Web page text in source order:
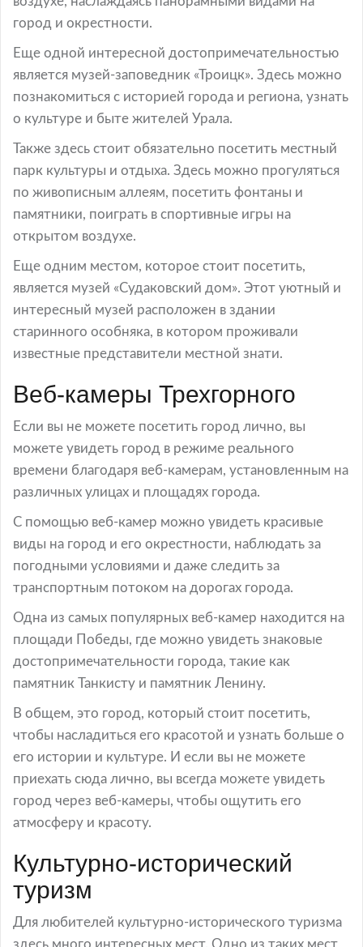
город и окрестности.
Еще одной интересной достопримечательностью
является музей-заповедник «Троицк». Здесь можно
познакомиться с историей города и региона, узнать
о культуре и быте жителей Урала.
Также здесь стоит обязательно посетить местный
парк культуры и отдыха. Здесь можно прогуляться
по живописным аллеям, посетить фонтаны и
памятники, поиграть в спортивные игры на
открытом воздухе.
Еще одним местом, которое стоит посетить,
является музей «Судаковский дом». Этот уютный и
интересный музей расположен в здании
старинного особняка, в котором проживали
известные представители местной знати.
Веб-камеры Трехгорного
Если вы не можете посетить город лично, вы
можете увидеть город в режиме реального
времени благодаря веб-камерам, установленным на
различных улицах и площадях города.
С помощью веб-камер можно увидеть красивые
виды на город и его окрестности, наблюдать за
погодными условиями и даже следить за
транспортным потоком на дорогах города.
Одна из самых популярных веб-камер находится на
площади Победы, где можно увидеть знаковые
достопримечательности города, такие как
памятник Танкисту и памятник Ленину.
В общем, это город, который стоит посетить,
чтобы насладиться его красотой и узнать больше о
его истории и культуре. И если вы не можете
приехать сюда лично, вы всегда можете увидеть
город через веб-камеры, чтобы ощутить его
атмосферу и красоту.
Культурно-исторический
туризм
Для любителей культурно-исторического туризма
здесь много интересных мест. Одно из таких мест